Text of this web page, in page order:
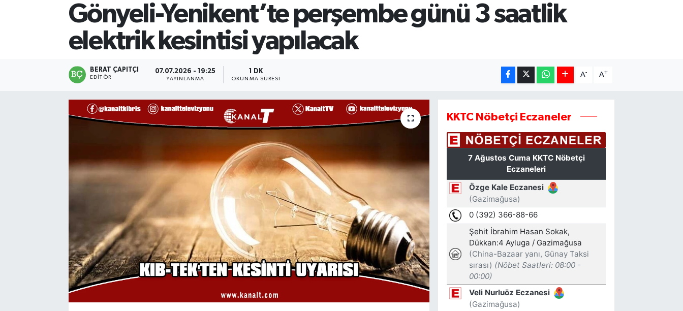
Gönyeli-Yenikent’te perşembe günü 3 saatlik
elektrik kesintisi yapılacak
BERAT ÇAPITÇI
EDITÖR
07.07.2026 - 19:25
YAYINLANMA
1 DK
OKUNMA SÜRESI
A- A+
KKTC Nöbetçi Eczaneler